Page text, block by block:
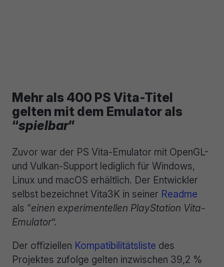
Mehr als 400 PS Vita-Titel
gelten mit dem Emulator als
“spielbar”
Zuvor war der PS Vita-Emulator mit OpenGL-
und Vulkan-Support lediglich für Windows,
Linux und macOS erhältlich. Der Entwickler
selbst bezeichnet Vita3K in seiner Readme
als “einen experimentellen PlayStation Vita-
Emulator”.
Der offiziellen Kompatibilitätsliste des
Projektes zufolge gelten inzwischen 39,2 %